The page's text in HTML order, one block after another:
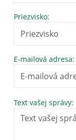
Priezvisko:
E-mailová adresa:
Text vašej správy: